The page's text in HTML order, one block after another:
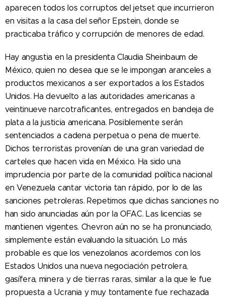
aparecen todos los corruptos del jetset que incurrieron
en visitas a la casa del señor Epstein, donde se
practicaba tráfico y corrupción de menores de edad.
Hay angustia en la presidenta Claudia Sheinbaum de
México, quien no desea que se le impongan aranceles a
productos mexicanos a ser exportados a los Estados
Unidos. Ha devuelto a las autoridades americanas a
veintinueve narcotraficantes, entregados en bandeja de
plata a la justicia americana. Posiblemente serán
sentenciados a cadena perpetua o pena de muerte.
Dichos terroristas provenían de una gran variedad de
carteles que hacen vida en México. Ha sido una
imprudencia por parte de la comunidad política nacional
en Venezuela cantar victoria tan rápido, por lo de las
sanciones petroleras. Repetimos que dichas sanciones no
han sido anunciadas aún por la OFAC. Las licencias se
mantienen vigentes. Chevron aún no se ha pronunciado,
simplemente están evaluando la situación. Lo más
probable es que los venezolanos acordemos con los
Estados Unidos una nueva negociación petrolera,
gasífera, minera y de tierras raras, similar a la que le fue
propuesta a Ucrania y muy tontamente fue rechazada